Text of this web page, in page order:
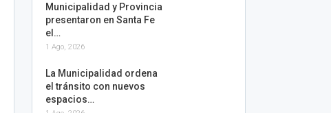
Municipalidad y Provincia
presentaron en Santa Fe
el…
1 Ago, 2026
La Municipalidad ordena
el tránsito con nuevos
espacios…